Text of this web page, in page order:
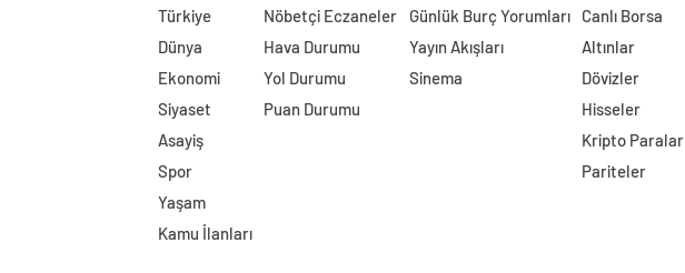
Türkiye
Dünya
Ekonomi
Siyaset
Asayiş
Spor
Yaşam
Kamu İlanları
Nöbetçi Eczaneler
Hava Durumu
Yol Durumu
Puan Durumu
Günlük Burç Yorumları
Yayın Akışları
Sinema
Canlı Borsa
Altınlar
Dövizler
Hisseler
Kripto Paralar
Pariteler